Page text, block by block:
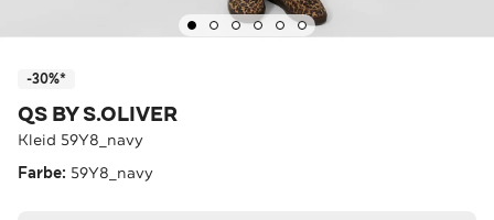
-30%*
QS BY S.OLIVER
Kleid 59Y8_navy
Farbe: 59Y8_navy